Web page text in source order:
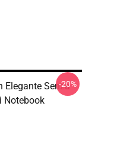
Elegante Senza
Notebook
-20%